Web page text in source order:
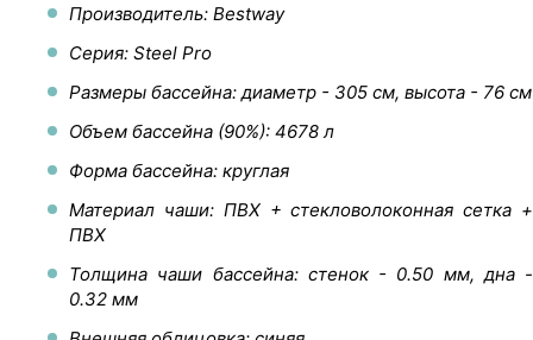
Производитель: Bestway
Серия: Steel Pro
Размеры бассейна: диаметр - 305 см, высота - 76 см
Объем бассейна (90%): 4678 л
Форма бассейна: круглая
Материал чаши: ПВХ + стекловолоконная сетка +
ПВХ
Толщина чаши бассейна: стенок - 0.50 мм, дна -
0.32 мм